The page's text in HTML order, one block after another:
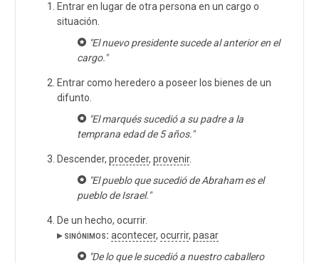
Entrar en lugar de otra persona en un cargo o
situación.
"El nuevo presidente sucede al anterior en el
cargo."
Entrar como heredero a poseer los bienes de un
difunto.
"El marqués sucedió a su padre a la
temprana edad de 5 años."
Descender, proceder, provenir.
"El pueblo que sucedió de Abraham es el
pueblo de Israel."
De un hecho, ocurrir.
▸ sinónimos: acontecer, ocurrir, pasar
"De lo que le sucedió a nuestro caballero